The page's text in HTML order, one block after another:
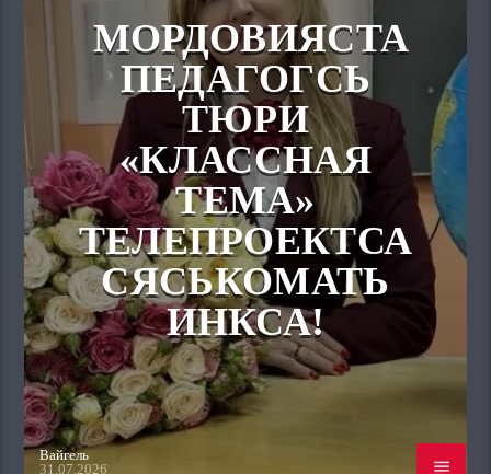
МОРДОВИЯСТА
ПЕДАГОГСЬ
ТЮРИ
«КЛАССНАЯ
ТЕМА»
ТЕЛЕПРОЕКТСА
СЯСЬКОМАТЬ
ИНКСА!
Вайгель
31.07.2026